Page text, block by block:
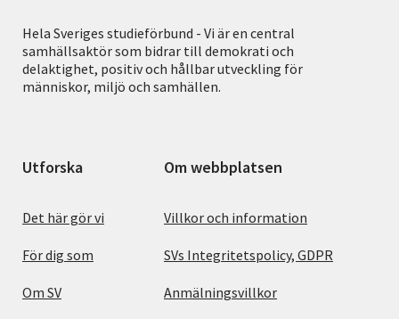
Hela Sveriges studieförbund - Vi är en central
samhällsaktör som bidrar till demokrati och
delaktighet, positiv och hållbar utveckling för
människor, miljö och samhällen.
Utforska
Det här gör vi
För dig som
Om SV
Om webbplatsen
Villkor och information
SVs Integritetspolicy, GDPR
Anmälningsvillkor